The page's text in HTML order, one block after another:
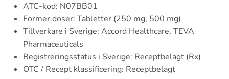
ATC-kod: N07BB01
Former doser: Tabletter (250 mg, 500 mg)
Tillverkare i Sverige: Accord Healthcare, TEVA
Pharmaceuticals
Registreringsstatus i Sverige: Receptbelagt (Rx)
OTC / Recept klassificering: Receptbelagt